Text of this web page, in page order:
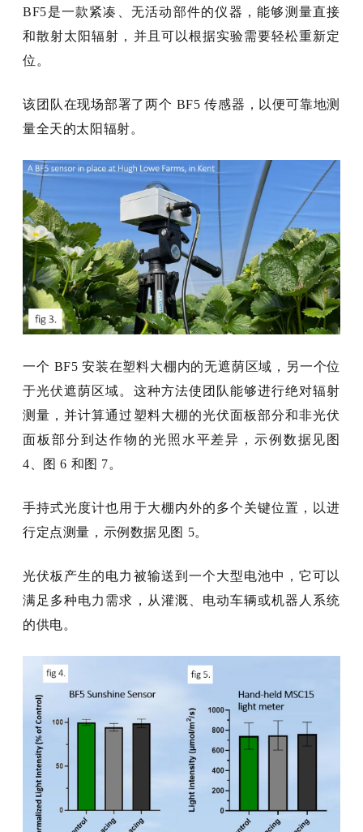
BF5是一款紧凑、无活动部件的仪器，能够测量直接
和散射太阳辐射，并且可以根据实验需要轻松重新定
位。
该团队在现场部署了两个 BF5 传感器，以便可靠地测
量全天的太阳辐射。
一个 BF5 安装在塑料大棚内的无遮荫区域，另一个位
于光伏遮荫区域。这种方法使团队能够进行绝对辐射
测量，并计算通过塑料大棚的光伏面板部分和非光伏
面板部分到达作物的光照水平差异，示例数据见图
4、图 6 和图 7。
手持式光度计也用于大棚内外的多个关键位置，以进
行定点测量，示例数据见图 5。
光伏板产生的电力被输送到一个大型电池中，它可以
满足多种电力需求，从灌溉、电动车辆或机器人系统
的供电。